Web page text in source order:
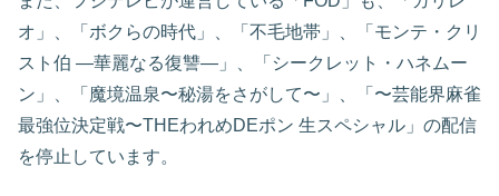
オ」、「ボクらの時代」、「不毛地帯」、「モンテ・クリ
スト伯 —華麗なる復讐—」、「シークレット・ハネムー
ン」、「魔境温泉〜秘湯をさがして〜」、「〜芸能界麻雀
最強位決定戦〜THEわれめDEポン 生スペシャル」の配信
を停止しています。